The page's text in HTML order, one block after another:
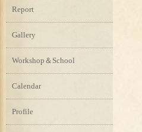
Report
Gallery
Workshop＆School
Calendar
Profile